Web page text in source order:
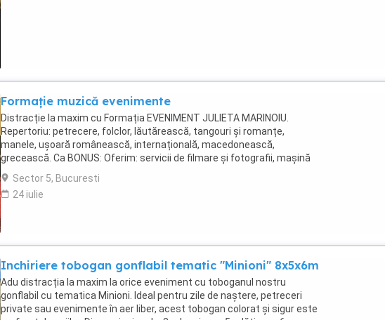
Formație muzică evenimente
Distracție la maxim cu Formația EVENIMENT JULIETA MARINOIU.
Repertoriu: petrecere, folclor, lăutărească, tangouri și romanțe,
manele, ușoară românească, internațională, macedonească,
grecească. Ca BONUS: Oferim: servicii de filmare și fotografii, mașină
de fum, lumini pentru ambianță și DJ.
Sector 5, Bucuresti
24 iulie
Inchiriere tobogan gonflabil tematic "Minioni" 8x5x6m
Adu distracția la maxim la orice eveniment cu toboganul nostru
gonflabil cu tematica Minioni. Ideal pentru zile de naștere, petreceri
private sau evenimente în aer liber, acest tobogan colorat și sigur este